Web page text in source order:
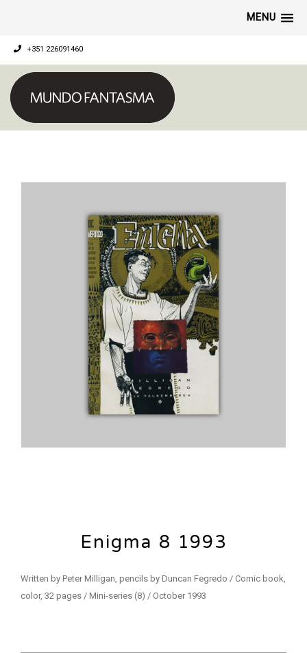
MENU
+351 226091460
Enigma 8 1993
Written by Peter Milligan, pencils by Duncan Fegredo / Comic book,
color, 32 pages / Mini-series (8) / October 1993